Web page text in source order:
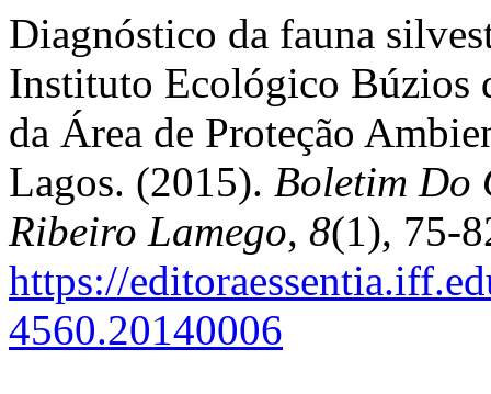
Diagnóstico da fauna
Instituto Ecológico Búzios
da Área de Proteção
Lagos. (2015). Boletim Do
Ribeiro Lamego, 8(1), 75-
https://
4560.20140006